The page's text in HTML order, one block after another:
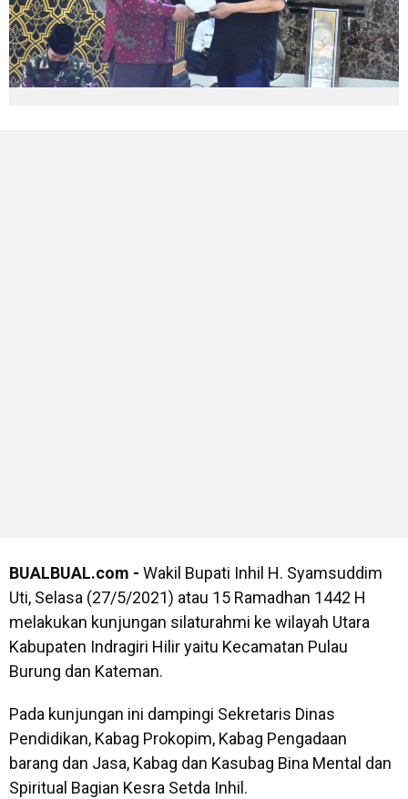
BUALBUAL.com - Wakil Bupati Inhil H. Syamsuddim
Uti, Selasa (27/5/2021) atau 15 Ramadhan 1442 H
melakukan kunjungan silaturahmi ke wilayah Utara
Kabupaten Indragiri Hilir yaitu Kecamatan Pulau
Burung dan Kateman.
Pada kunjungan ini dampingi Sekretaris Dinas
Pendidikan, Kabag Prokopim, Kabag Pengadaan
barang dan Jasa, Kabag dan Kasubag Bina Mental dan
Spiritual Bagian Kesra Setda Inhil.